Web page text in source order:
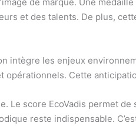
et des talents. De plus,
intègre les enjeux
opérationnels. Cette
Le score EcoVadis permet
reste indispensable.